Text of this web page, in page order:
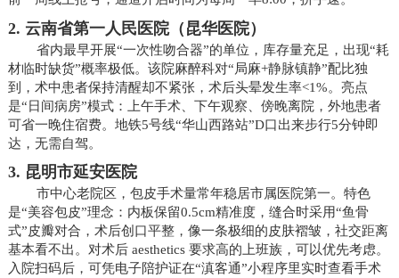
2. 云南省第一人民医院（昆华医院）
省内最早开展“一次性吻合器”的单位，库存量充足，出现“耗
材临时缺货”概率极低。该院麻醉科对“局麻+静脉镇静”配比独
到，术中患者保持清醒却不紧张，术后头晕发生率<1%。亮点
是“日间病房”模式：上午手术、下午观察、傍晚离院，外地患者
可省一晚住宿费。地铁5号线“华山西路站”D口出来步行5分钟即
达，无需自驾。
3. 昆明市延安医院
市中心老院区，包皮手术量常年稳居市属医院第一。特色
是“美容包皮”理念：内板保留0.5cm精准度，缝合时采用“鱼骨
式”皮瓣对合，术后创口平整，像一条极细的皮肤褶皱，社交距离
基本看不出。对术后 aesthetics 要求高的上班族，可以优先考虑。
入院扫码后，可凭电子陪护证在“滇客通”小程序里实时查看手术